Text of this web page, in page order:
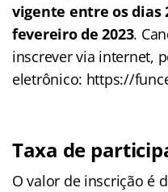
vigente entre os dias
fevereiro de 2023.
inscrever via internet,
eletrônico: https://
Taxa de
O valor de inscrição é